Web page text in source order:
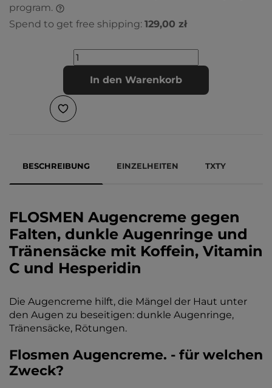
program.
Spend to get free shipping: 129,00 zł
In den Warenkorb
BESCHREIBUNG EINZELHEITEN TXTY
FLOSMEN Augencreme gegen
Falten, dunkle Augenringe und
Tränensäcke mit Koffein, Vitamin
C und Hesperidin
Die Augencreme hilft, die Mängel der Haut unter
den Augen zu beseitigen: dunkle Augenringe,
Tränensäcke, Rötungen.
Flosmen Augencreme. - für welchen
Zweck?